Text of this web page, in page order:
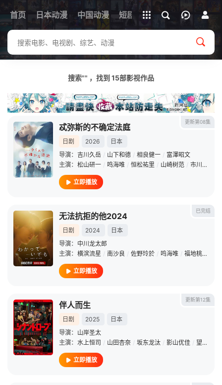
首页 日本动漫 中国动漫 短剧 韩剧 日剧 动漫
下载客户端
立即登录
搜索"" ，找到 15部影视作品
更新第08集
忒弥斯的不确定法庭
日剧 2026
日本
导演： 吉川久岳 / 山下和德 / 相良健一 / 富澤昭文
主演： 松山研一 / 鸣海唯 / 恒松祐里 / 山崎树范 / 市川实日子
立即播放
已完结
无法抗拒的他2024
日剧 2024
日本
导演： 中川龙太郎
主演： 横滨流星 / 南沙良 / 佐野玲於 / 鸣海唯 / 福地桃子
立即播放
更新第12集
伴人而生
日剧 2025
日本
导演： 山岸圣太
主演： 水上恒司 / 山田杏奈 / 坂东龙汰 / 影山优佳 / 望月步
立即播放